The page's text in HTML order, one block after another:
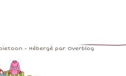
- Hébergé par Overblog